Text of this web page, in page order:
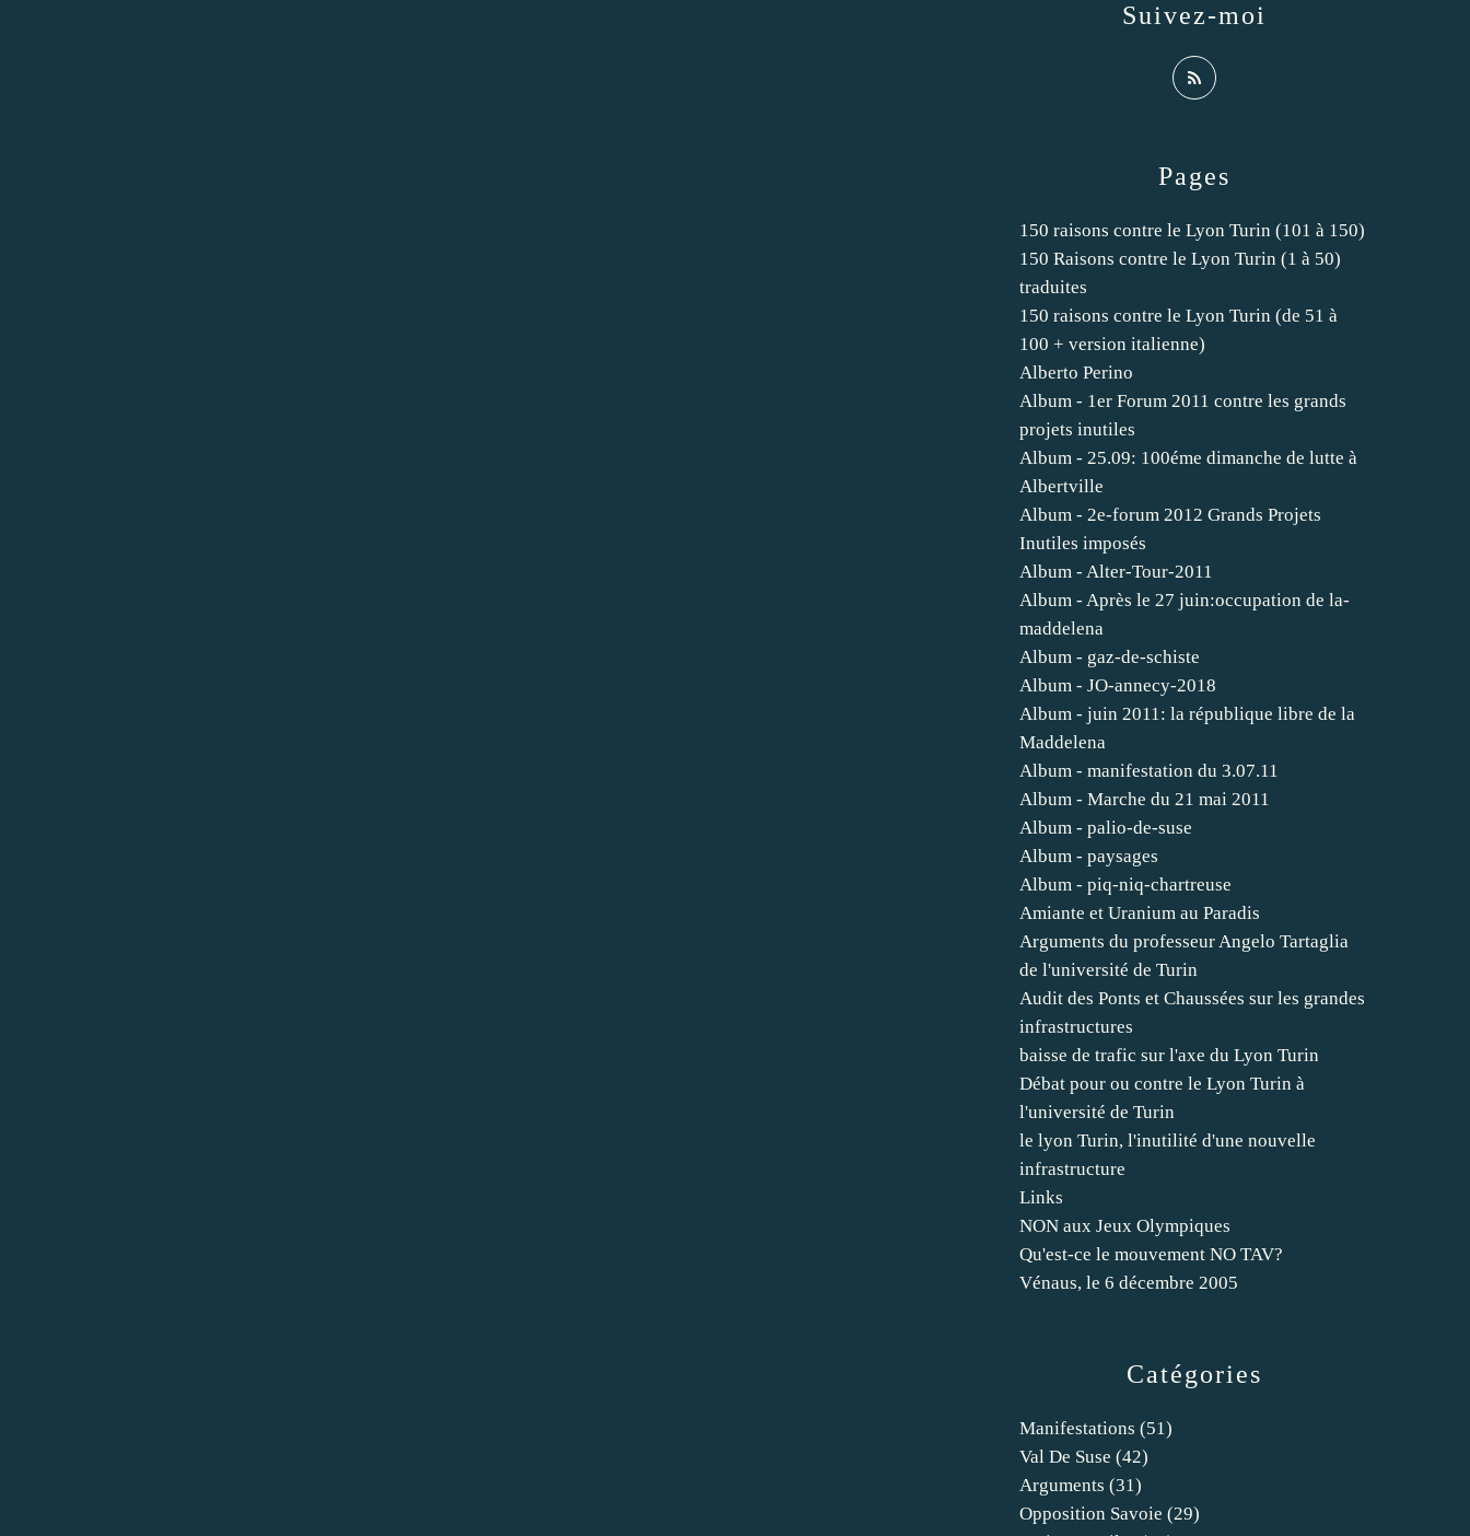
Catégories
Manifestations (51)
Val De Suse (42)
Arguments (31)
Opposition Savoie (29)
Pages
150 raisons contre le Lyon Turin (101 à 150)
150 Raisons contre le Lyon Turin (1 à 50)
traduites
150 raisons contre le Lyon Turin (de 51 à
100 + version italienne)
Alberto Perino
Album - 1er Forum 2011 contre les grands
projets inutiles
Album - 25.09: 100éme dimanche de lutte à
Albertville
Album - 2e-forum 2012 Grands Projets
Inutiles imposés
Album - Alter-Tour-2011
Album - Après le 27 juin:occupation de la-
maddelena
Album - gaz-de-schiste
Album - JO-annecy-2018
Album - juin 2011: la république libre de la
Maddelena
Album - manifestation du 3.07.11
Album - Marche du 21 mai 2011
Album - palio-de-suse
Album - paysages
Album - piq-niq-chartreuse
Amiante et Uranium au Paradis
Arguments du professeur Angelo Tartaglia
de l'université de Turin
Audit des Ponts et Chaussées sur les grandes
infrastructures
baisse de trafic sur l'axe du Lyon Turin
Débat pour ou contre le Lyon Turin à
l'université de Turin
le lyon Turin, l'inutilité d'une nouvelle
infrastructure
Links
NON aux Jeux Olympiques
Qu'est-ce le mouvement NO TAV?
Vénaus, le 6 décembre 2005
Suivez-moi